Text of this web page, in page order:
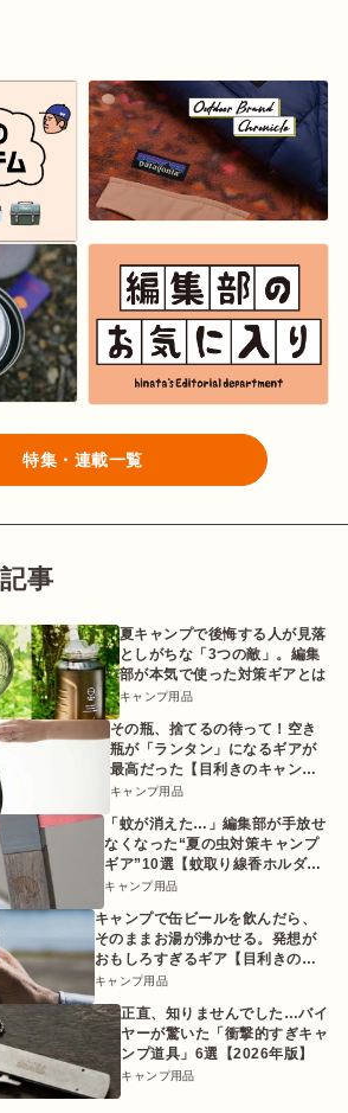
特集・連載一覧
事
夏キャンプで後悔する人が見落
としがちな「3つの敵」。編集
部が本気で使った対策ギアとは
キャンプ用品
その瓶、捨てるの待って！空き
瓶が「ランタン」になるギアが
最高だった【目利きのキャンプ
ギア】
キャンプ用品
「蚊が消えた…」編集部が手放せ
なくなった“夏の虫対策キャンプ
ギア”10選【蚊取り線香ホルダー
etc.】
キャンプ用品
キャンプで缶ビールを飲んだら、
そのままお湯が沸かせる。発想が
おもしろすぎるギア【目利きのキ
ャンプギア】
キャンプ用品
正直、知りませんでした…バイ
ヤーが驚いた「衝撃的すぎキャ
ンプ道具」6選【2026年版】
キャンプ用品